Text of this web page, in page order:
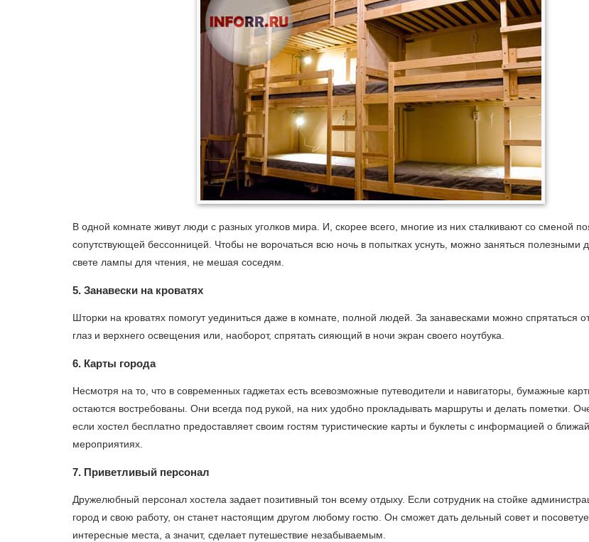
В одной комнате живут люди с разных уголков мира. И, скорее всего, многие из них сталкивают со сменой
сопутствующей бессонницей. Чтобы не ворочаться всю ночь в попытках уснуть, можно заняться полезными
свете лампы для чтения, не мешая соседям.
5. Занавески на кроватях
Шторки на кроватях помогут уединиться даже в комнате, полной людей. За занавесками можно спрятаться
глаз и верхнего освещения или, наоборот, спрятать сияющий в ночи экран своего ноутбука.
6. Карты города
Несмотря на то, что в современных гаджетах есть всевозможные путеводители и навигаторы, бумажные
остаются востребованы. Они всегда под рукой, на них удобно прокладывать маршруты и делать пометки.
если хостел бесплатно предоставляет своим гостям туристические карты и буклеты с информацией о
мероприятиях.
7. Приветливый персонал
Дружелюбный персонал хостела задает позитивный тон всему отдыху. Если сотрудник на стойке
город и свою работу, он станет настоящим другом любому гостю. Он сможет дать дельный совет и
интересные места, а значит, сделает путешествие незабываемым.